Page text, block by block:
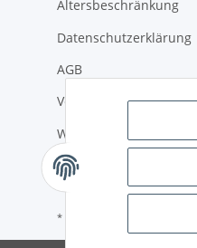
Altersbeschränkung
Datenschutzerklärung
AGB
Versand- und
Widerrufsrecht
* Alle Preise inkl. gesetzlicher